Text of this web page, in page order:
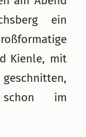
ein
Kienle, mit
geschnitten,
im